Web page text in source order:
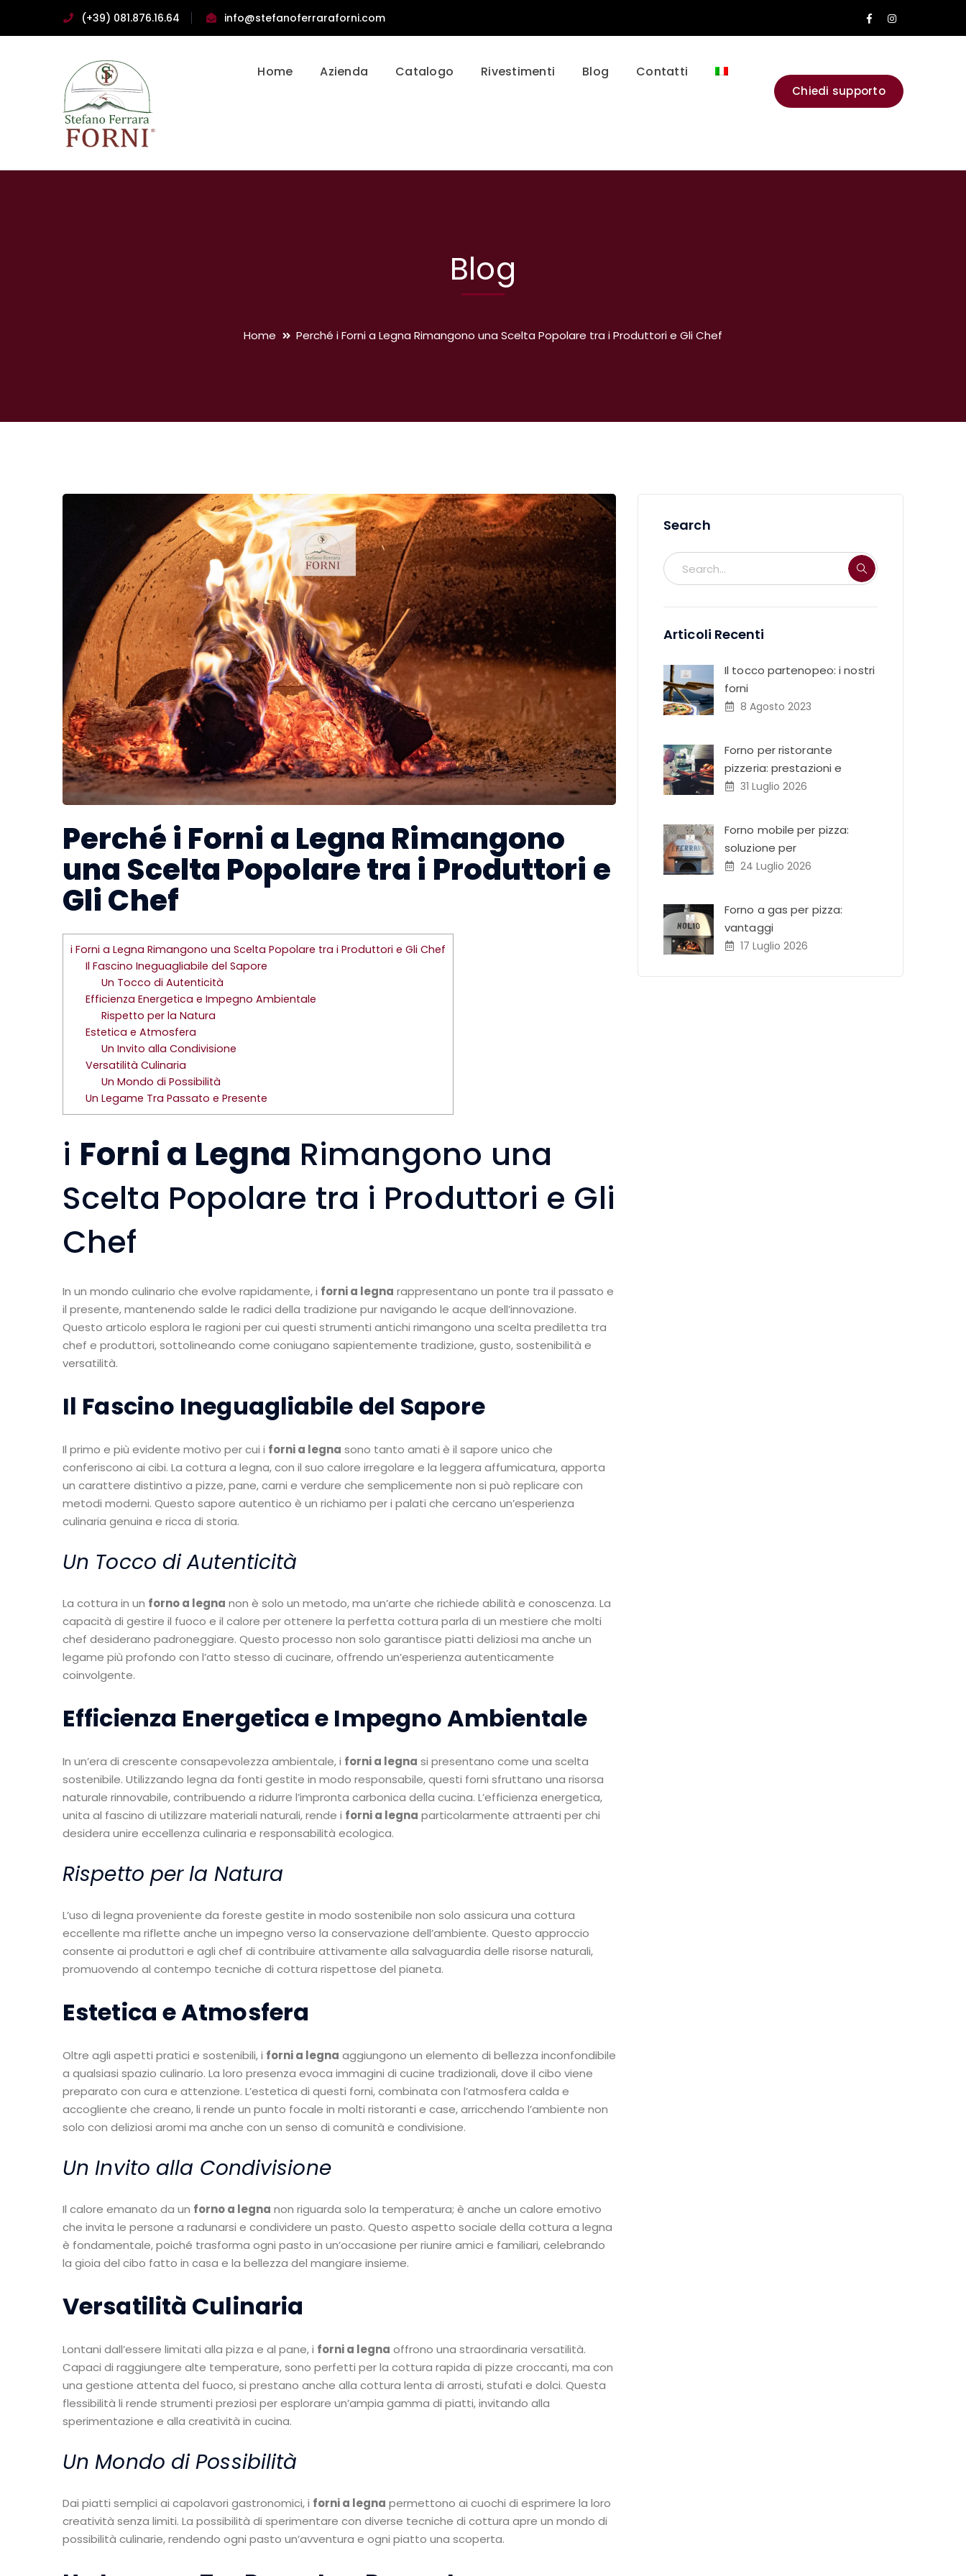
(+39) 081.876.16.64 info@stefanoferraraforni.com
Facebook
Profile
Instagram
Profile
Chiedi supporto
Home Azienda Catalogo Rivestimenti Blog Contatti
Blog
Home Perché i Forni a Legna Rimangono una Scelta Popolare tra i Produttori e Gli Chef
Perché i Forni a Legna Rimangono
una Scelta Popolare tra i Produttori e
Gli Chef
i Forni a Legna Rimangono una Scelta Popolare tra i Produttori e Gli Chef
Il Fascino Ineguagliabile del Sapore
Un Tocco di Autenticità
Efficienza Energetica e Impegno Ambientale
Rispetto per la Natura
Estetica e Atmosfera
Un Invito alla Condivisione
Versatilità Culinaria
Un Mondo di Possibilità
Un Legame Tra Passato e Presente
i Forni a Legna Rimangono una
Scelta Popolare tra i Produttori e Gli
Chef
In un mondo culinario che evolve rapidamente, i forni a legna rappresentano un ponte tra il passato e
il presente, mantenendo salde le radici della tradizione pur navigando le acque dell’innovazione.
Questo articolo esplora le ragioni per cui questi strumenti antichi rimangono una scelta prediletta tra
chef e produttori, sottolineando come coniugano sapientemente tradizione, gusto, sostenibilità e
versatilità.
Il Fascino Ineguagliabile del Sapore
Il primo e più evidente motivo per cui i forni a legna sono tanto amati è il sapore unico che
conferiscono ai cibi. La cottura a legna, con il suo calore irregolare e la leggera affumicatura, apporta
un carattere distintivo a pizze, pane, carni e verdure che semplicemente non si può replicare con
metodi moderni. Questo sapore autentico è un richiamo per i palati che cercano un’esperienza
culinaria genuina e ricca di storia.
Un Tocco di Autenticità
La cottura in un forno a legna non è solo un metodo, ma un’arte che richiede abilità e conoscenza. La
capacità di gestire il fuoco e il calore per ottenere la perfetta cottura parla di un mestiere che molti
chef desiderano padroneggiare. Questo processo non solo garantisce piatti deliziosi ma anche un
legame più profondo con l’atto stesso di cucinare, offrendo un’esperienza autenticamente
coinvolgente.
Efficienza Energetica e Impegno Ambientale
In un’era di crescente consapevolezza ambientale, i forni a legna si presentano come una scelta
sostenibile. Utilizzando legna da fonti gestite in modo responsabile, questi forni sfruttano una risorsa
naturale rinnovabile, contribuendo a ridurre l’impronta carbonica della cucina. L’efficienza energetica,
unita al fascino di utilizzare materiali naturali, rende i forni a legna particolarmente attraenti per chi
desidera unire eccellenza culinaria e responsabilità ecologica.
Rispetto per la Natura
L’uso di legna proveniente da foreste gestite in modo sostenibile non solo assicura una cottura
eccellente ma riflette anche un impegno verso la conservazione dell’ambiente. Questo approccio
consente ai produttori e agli chef di contribuire attivamente alla salvaguardia delle risorse naturali,
promuovendo al contempo tecniche di cottura rispettose del pianeta.
Estetica e Atmosfera
Oltre agli aspetti pratici e sostenibili, i forni a legna aggiungono un elemento di bellezza inconfondibile
a qualsiasi spazio culinario. La loro presenza evoca immagini di cucine tradizionali, dove il cibo viene
preparato con cura e attenzione. L’estetica di questi forni, combinata con l’atmosfera calda e
accogliente che creano, li rende un punto focale in molti ristoranti e case, arricchendo l’ambiente non
solo con deliziosi aromi ma anche con un senso di comunità e condivisione.
Un Invito alla Condivisione
Il calore emanato da un forno a legna non riguarda solo la temperatura; è anche un calore emotivo
che invita le persone a radunarsi e condividere un pasto. Questo aspetto sociale della cottura a legna
è fondamentale, poiché trasforma ogni pasto in un’occasione per riunire amici e familiari, celebrando
la gioia del cibo fatto in casa e la bellezza del mangiare insieme.
Versatilità Culinaria
Lontani dall’essere limitati alla pizza e al pane, i forni a legna offrono una straordinaria versatilità.
Capaci di raggiungere alte temperature, sono perfetti per la cottura rapida di pizze croccanti, ma con
una gestione attenta del fuoco, si prestano anche alla cottura lenta di arrosti, stufati e dolci. Questa
flessibilità li rende strumenti preziosi per esplorare un’ampia gamma di piatti, invitando alla
sperimentazione e alla creatività in cucina.
Un Mondo di Possibilità
Dai piatti semplici ai capolavori gastronomici, i forni a legna permettono ai cuochi di esprimere la loro
creatività senza limiti. La possibilità di sperimentare con diverse tecniche di cottura apre un mondo di
possibilità culinarie, rendendo ogni pasto un’avventura e ogni piatto una scoperta.
Search
Articoli Recenti
Il tocco partenopeo: i nostri
forni
8 Agosto 2023
Forno per ristorante
pizzeria: prestazioni e
31 Luglio 2026
Forno mobile per pizza:
soluzione per
24 Luglio 2026
Forno a gas per pizza:
vantaggi
17 Luglio 2026